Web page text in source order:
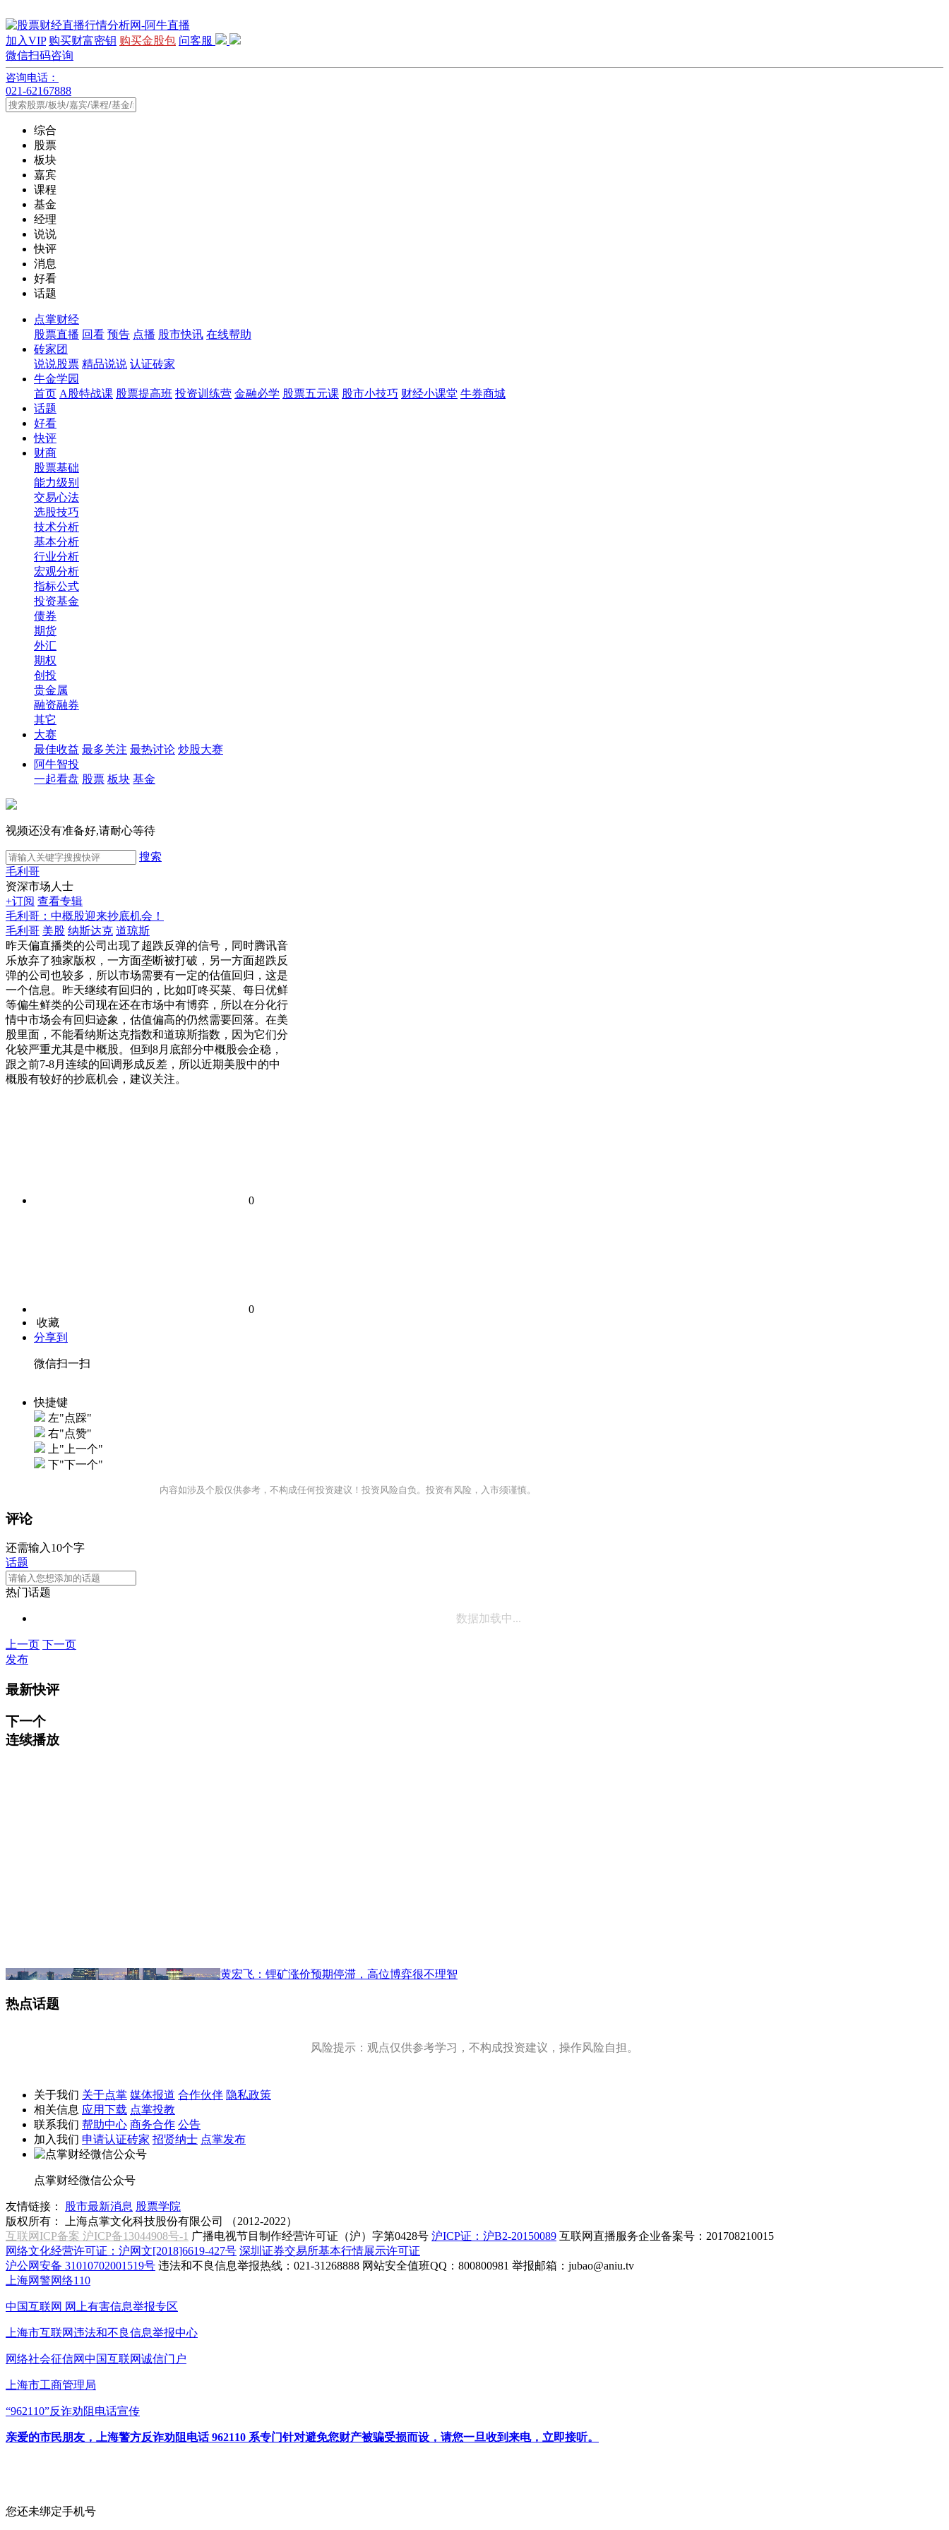
加入VIP 购买财富密钥 购买金股包 问客服
微信扫码咨询
咨询电话：
021-62167888
综合
股票
板块
嘉宾
课程
基金
经理
说说
快评
消息
好看
话题
点掌财经
股票直播 回看 预告 点播 股市快讯 在线帮助
砖家团
说说股票 精品说说 认证砖家
牛金学园
首页 A股特战课 股票提高班 投资训练营 金融必学 股票五元课 股市小技巧 财经小课堂 牛券商城
话题
好看
快评
财商
股票基础
能力级别
交易心法
选股技巧
技术分析
基本分析
行业分析
宏观分析
指标公式
投资基金
债券
期货
外汇
期权
创投
贵金属
融资融券
其它
大赛
最佳收益 最多关注 最热讨论 炒股大赛
阿牛智投
一起看盘 股票 板块 基金
视频还没有准备好,请耐心等待
搜索
毛利哥
资深市场人士
+订阅 查看专辑
毛利哥：中概股迎来抄底机会！
毛利哥 美股 纳斯达克 道琼斯
昨天偏直播类的公司出现了超跌反弹的信号，同时腾讯音
乐放弃了独家版权，一方面垄断被打破，另一方面超跌反
弹的公司也较多，所以市场需要有一定的估值回归，这是
一个信息。昨天继续有回归的，比如叮咚买菜、每日优鲜
等偏生鲜类的公司现在还在市场中有博弈，所以在分化行
情中市场会有回归迹象，估值偏高的仍然需要回落。在美
股里面，不能看纳斯达克指数和道琼斯指数，因为它们分
化较严重尤其是中概股。但到8月底部分中概股会企稳，
跟之前7-8月连续的回调形成反差，所以近期美股中的中
概股有较好的抄底机会，建议关注。
0
0
收藏
分享到
微信扫一扫
快捷键
左"点踩"
右"点赞"
上"上一个"
下"下一个"
内容如涉及个股仅供参考，不构成任何投资建议！投资风险自负。投资有风险，入市须谨慎。
评论
还需输入10个字
话题
热门话题
数据加载中...
上一页 下一页
发布
最新快评
下一个
连续播放
黄宏飞：锂矿涨价预期停滞，高位博弈很不理智
热点话题
风险提示：观点仅供参考学习，不构成投资建议，操作风险自担。
关于我们 关于点掌 媒体报道 合作伙伴 隐私政策
相关信息 应用下载 点掌投教
联系我们 帮助中心 商务合作 公告
加入我们 申请认证砖家 招贤纳士 点掌发布
点掌财经微信公众号
友情链接： 股市最新消息 股票学院
版权所有：
上海点掌文化科技股份有限公司 （2012-2022）
互联网ICP备案 沪ICP备13044908号-1 广播电视节目制作经营许可证（沪）字第0428号 沪ICP证：沪B2-20150089 互联网直播服务企业备案号：201708210015
网络文化经营许可证：沪网文[2018]6619-427号 深圳证券交易所基本行情展示许可证
沪公网安备 31010702001519号 违法和不良信息举报热线：021-31268888 网站安全值班QQ：800800981 举报邮箱： jubao@aniu.tv
上海网警网络110
中国互联网 网上有害信息举报专区
上海市互联网违法和不良信息举报中心
网络社会征信网中国互联网诚信门户
上海市工商管理局
“962110”反诈劝阻电话宣传
亲爱的市民朋友，上海警方反诈劝阻电话 962110 系专门针对避免您财产被骗受损而设，请您一旦收到来电，立即接听。
您还未绑定手机号